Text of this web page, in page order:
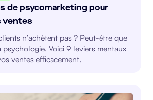
de psycomarketing pour
ventes
n’achètent pas ? Peut-être que
psychologie. Voici 9 leviers mentaux
ventes efficacement.